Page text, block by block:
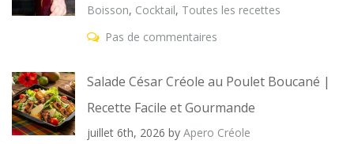
Boisson, Cocktail, Toutes les recettes
Pas de commentaires
Salade César Créole au Poulet Boucané |
Recette Facile et Gourmande
juillet 6th, 2026 by Apero Créole